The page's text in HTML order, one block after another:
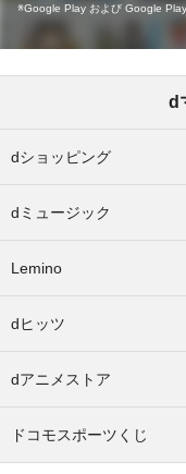
Google Play および Google
d
dショッピング
dミュージック
Lemino
dヒッツ
dアニメストア
ドコモスポーツくじ